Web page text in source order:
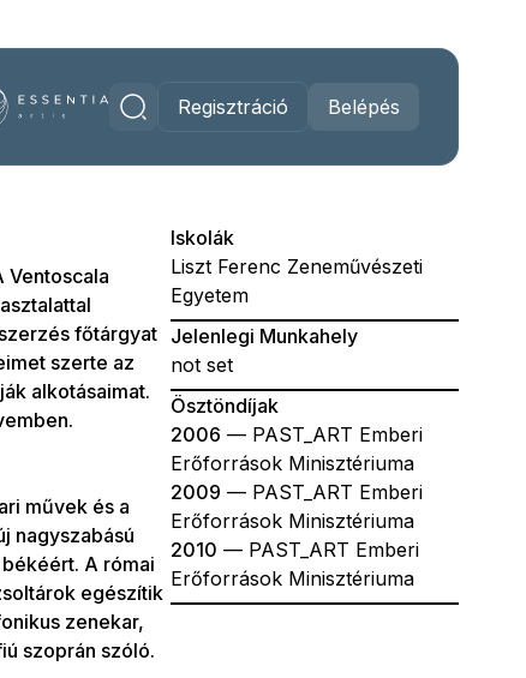
Regisztráció Belépés
Ventoscala
főtárgyat
szerte az
alkotásaimat.
művek és a
nagyszabású
A római
egészítik
zenekar,
szoprán szóló.
Iskolák
Liszt Ferenc Zeneművészeti
Egyetem
Jelenlegi Munkahely
not set
Ösztöndíjak
2006 — PAST_ART Emberi
Erőforrások Minisztériuma
2009 — PAST_ART Emberi
Erőforrások Minisztériuma
2010 — PAST_ART Emberi
Erőforrások Minisztériuma